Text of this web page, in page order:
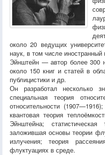
около 20 ведущих
наук, в том числе
Эйнштейн — автор более 300
около 150 книг и статей в
публицистики и др.
Он разработал несколько
специальная теория
относительности
квантовая теория
Эйнштейна; статистическая
заложившая основы теории
излучения; теория
флуктуациях в среде.